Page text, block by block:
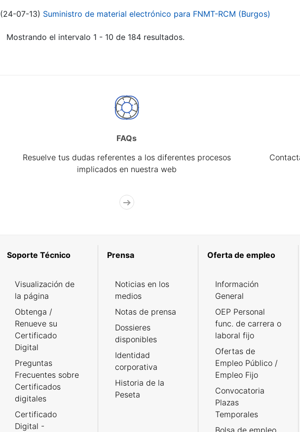
(24-07-13) Suministro de material electrónico para FNMT-RCM (Burgos)
Mostrando el intervalo 1 - 10 de 184 resultados.
FAQs
Resuelve tus dudas referentes a los diferentes procesos
implicados en nuestra web
Soporte Técnico
Visualización de
la página
Obtenga /
Renueve su
Certificado
Digital
Preguntas
Frecuentes sobre
Certificados
digitales
Certificado
Digital -
Prensa
Noticias en los
medios
Notas de prensa
Dossieres
disponibles
Identidad
corporativa
Historia de la
Peseta
Oferta de empleo
Información
General
OEP Personal
func. de carrera o
laboral fijo
Ofertas de
Empleo Público /
Empleo Fijo
Convocatoria
Plazas
Temporales